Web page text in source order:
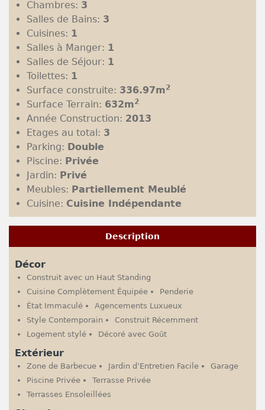
Chambres: 3
Salles de Bains: 3
Cuisines: 1
Salles à Manger: 1
Salles de Séjour: 1
Toilettes: 1
Surface construite: 336.97m2
Surface Terrain: 632m2
Année Construction: 2013
Etages au total: 3
Parking: Double
Piscine: Privée
Jardin: Privé
Meubles: Partiellement Meublé
Cuisine: Cuisine Indépendante
Description
Décor
Construit avec un Haut Standing
Cuisine Complètement Équipée
Penderie
État Immaculé
Agencements Luxueux
Style Contemporain
Construit Récemment
Logement stylé
Décoré avec Goût
Extérieur
Zone de Barbecue Jardin d’Entretien Facile
Garage
Piscine Privée
Terrasse Privée
Terrasses Ensoleillées